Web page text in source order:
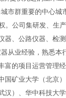
群重要的中心城
。公司集研发、生
、公路仪器、检
业经验，熟悉本
富的项目运营管理
国矿业大学（北京
汉）、华中科技大